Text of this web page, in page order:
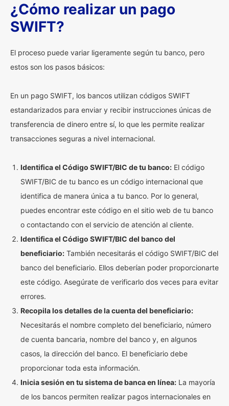
¿Cómo realizar un pago
SWIFT?
El proceso puede variar ligeramente según tu banco, pero
estos son los pasos básicos:
En un pago SWIFT, los bancos utilizan códigos SWIFT
estandarizados para enviar y recibir instrucciones únicas de
transferencia de dinero entre sí, lo que les permite realizar
transacciones seguras a nivel internacional.
Identifica el Código SWIFT/BIC de tu banco: El código
SWIFT/BIC de tu banco es un código internacional que
identifica de manera única a tu banco. Por lo general,
puedes encontrar este código en el sitio web de tu banco
o contactando con el servicio de atención al cliente.
Identifica el Código SWIFT/BIC del banco del
beneficiario: También necesitarás el código SWIFT/BIC del
banco del beneficiario. Ellos deberían poder proporcionarte
este código. Asegúrate de verificarlo dos veces para evitar
errores.
Recopila los detalles de la cuenta del beneficiario:
Necesitarás el nombre completo del beneficiario, número
de cuenta bancaria, nombre del banco y, en algunos
casos, la dirección del banco. El beneficiario debe
proporcionar toda esta información.
Inicia sesión en tu sistema de banca en línea: La mayoría
de los bancos permiten realizar pagos internacionales en